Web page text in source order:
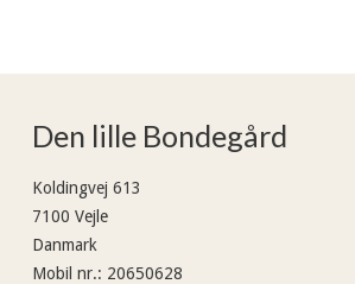
Den lille Bondegård
Koldingvej 613
7100 Vejle
Danmark
Mobil nr.: 20650628